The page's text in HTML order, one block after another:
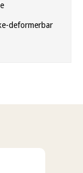
deformerbar